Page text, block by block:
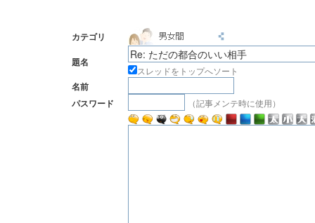
カテゴリ
題名
スレッドをトップへソート
名前
パスワード
（記事メンテ時に使用）